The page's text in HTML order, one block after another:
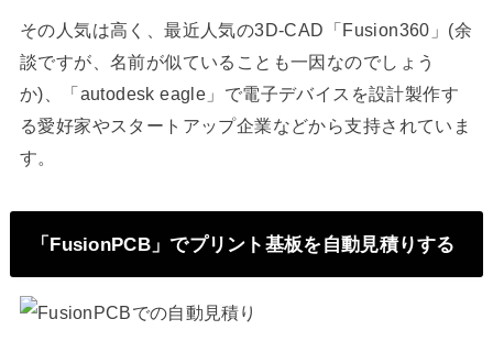
その人気は高く、最近人気の3D-CAD「Fusion360」(余
談ですが、名前が似ていることも一因なのでしょう
か)、「autodesk eagle」で電子デバイスを設計製作す
る愛好家やスタートアップ企業などから支持されていま
す。
「FusionPCB」でプリント基板を自動見積りする